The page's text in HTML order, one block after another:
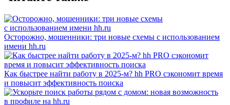
Осторожно, мошенники: три новые схемы с использованием
имени hh.ru
Как быстрее найти работу в 2025-м? hh PRO сэкономит время
и повысит эффективность поиска